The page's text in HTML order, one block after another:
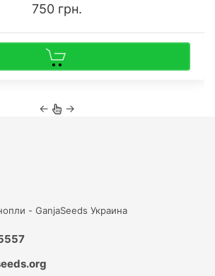
750 грн.
← →
- GanjaSeeds Украина